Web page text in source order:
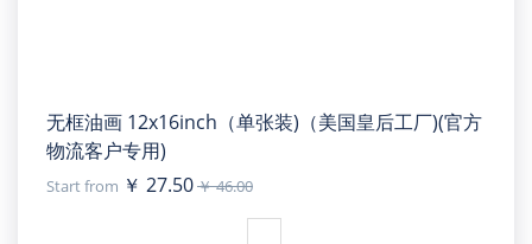
无框油画 12x16inch（单张装)（美国皇后工厂)(官方
物流客户专用)
Start from ￥ 27.50￥ 46.00